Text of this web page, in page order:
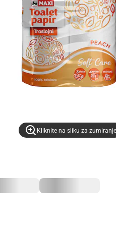
Kliknite na sliku za zumiranje